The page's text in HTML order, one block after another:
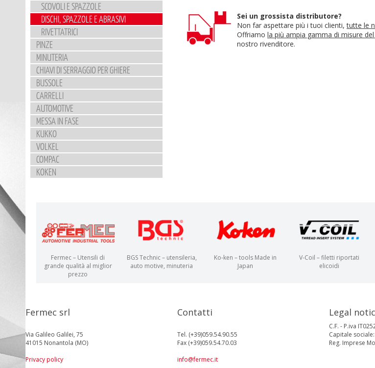
SCOVOLI E SPAZZOLE
DISCHI, SPAZZOLE E ABRASIVI
RIVETTATRICI
PINZE
MINUTERIA
CHIAVI DI SERRAGGIO PER GHIERE
BUSSOLE
CARRELLI
AUTOMOTIVE
MESSA IN FASE
KUKKO
VOLKEL
COMPAC
KOKEN
Sei un grossista distributore?
Non far aspettare più i tuoi clienti,tutte le
Offriamo la più ampia gamma di misure
nostro rivenditore.
Fermec – Utensili di
grande qualità al miglior
prezzo
BGS Technic – utensileria,
auto motive, minuteria
Ko-ken – tools Made in
Japan
V-Coil – filetti riportati
elicoidi
Fermec srl
Via Galileo Galilei, 75
41015 Nonantola (MO)
Privacy policy
Contatti
Tel. (+39)059.54.90.55
Fax (+39)059.54.70.03
info@fermec.it
Legal
C.F. - P.iva
Capitale
Reg. Imprese